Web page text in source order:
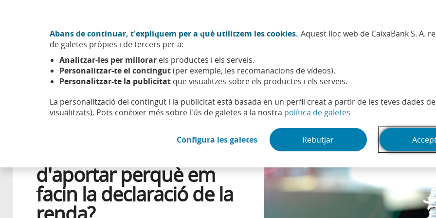
Abans de continuar, t'expliquem per a què utilitzem les cookies. Aquest lloc web de CaixaBank S. A.
de galetes pròpies i de tercers per a:
Analitzar-les per millorar els productes i els serveis.
Personalitzar-te el contingut(per exemple, les recomanacions de vídeos).
Personalitzar-te la publicitat que visualitzes sobre els productes i els serveis.
La personalització del contingut i la publicitat està basada en un perfil creat a partir de les teves dades
visualitzats). Pots conèixer més sobre l'ús de galetes a la nostra política de galetes
Configura les galetes(Obre en finestra nova)
Rebutjar
Sobre nosaltres Accionistes i inversors
Esfera Aprendre Salut financera Quins documents he d'aportar perquè em facin la declaració de la renda?
17 ABRIL 2026
d'aportar perquè em
facin la declaració de la